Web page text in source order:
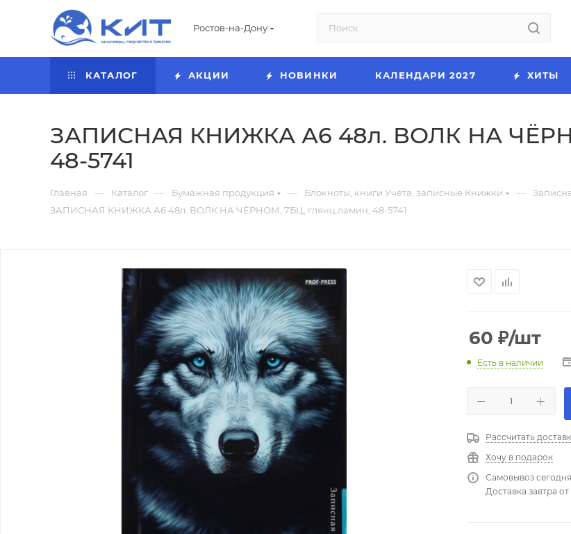
Ростов-на-Дону
КАТАЛОГ АКЦИИ НОВИНКИ КАЛЕНДАРИ 2027 ХИТЫ
ЗАПИСНАЯ КНИЖКА А6 48л. ВОЛК НА
48-5741
Главная — Каталог — Бумажная продукция — Блокноты, книги Учёта, записные Книжки —
ЗАПИСНАЯ КНИЖКА А6 48л. ВОЛК НА ЧЁРНОМ, 7БЦ, глянц.ламин, 48-5741
60 ₽/шт
Есть в наличии
Рассчитать
Хочу в подарок
Самовывоз
Доставка завтра